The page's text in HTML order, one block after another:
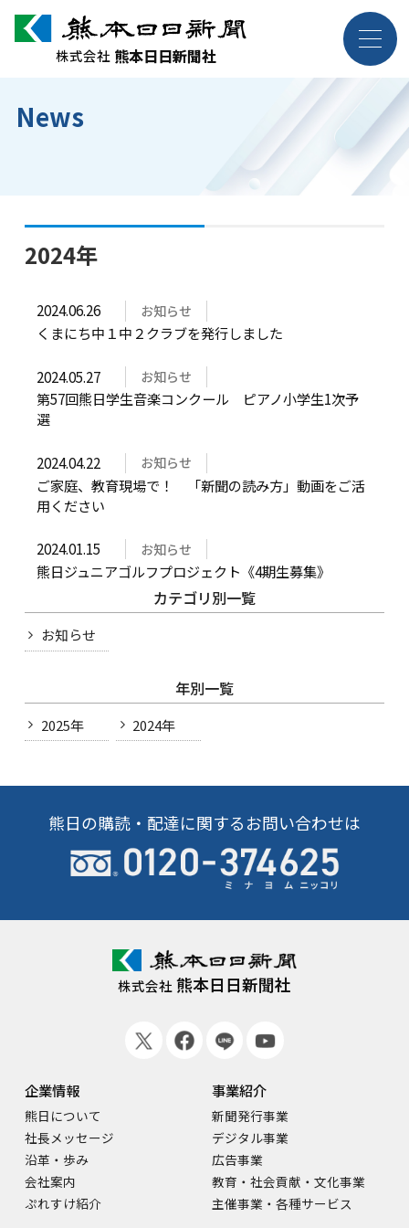
株式会社 熊本日日新聞社
News
2024年
2024.06.26 お知らせ
くまにち中１中２クラブを発行しました
2024.05.27 お知らせ
第57回熊日学生音楽コンクール ピアノ小学生1次予
選
2024.04.22 お知らせ
ご家庭、教育現場で！ 「新聞の読み方」動画をご活
用ください
2024.01.15 お知らせ
熊日ジュニアゴルフプロジェクト《4期生募集》
カテゴリ別一覧
お知らせ
年別一覧
2025年 2024年
株式会社 熊本日日新聞社
企業情報
熊日について
社長メッセージ
沿革・歩み
会社案内
ぷれすけ紹介
事業紹介
新聞発行事業
デジタル事業
広告事業
教育・社会貢献・文化事業
主催事業・各種サービス
熊日の購読・配達に関するお問い合わせは
株式会社 熊本日日新聞社
企業情報
採用案内
お問い合わせ
ニュース・トピックス
プライバシーポリシー
サイトポリシー
カスタマーハラスメント
に対する基本方針
サイトマップ